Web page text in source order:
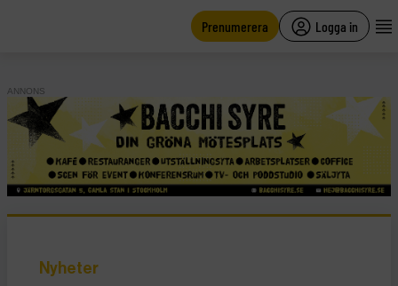
Prenumerera Logga in
ANNONS
Nyheter